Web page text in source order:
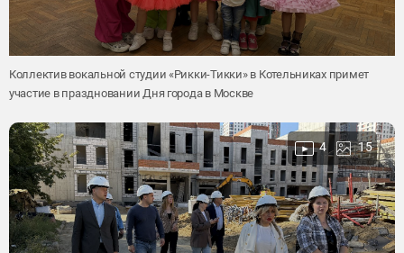
Коллектив вокальной студии «Рикки-Тикки» в Котельниках примет
участие в праздновании Дня города в Москве
4 15